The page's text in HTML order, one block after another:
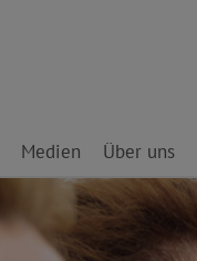
Medien Über uns